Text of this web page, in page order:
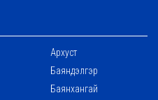
Архуст
Баяндэлгэр
Баянхангай